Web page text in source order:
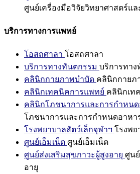
ศูนย์เครื่องมือวิจัยวิทยาศาสตร์แล
บริการทางการแพทย์
โอสถศาลา โอสถศาลา
บริการทางทันตกรรม บริการทาง
คลินิกกายภาพบำบัด คลินิกกายภ
คลินิกเทคนิคการแพทย์ คลินิกเท
คลินิกโภชนาการและการกำหนด
โภชนาการและการกำหนดอาหา
โรงพยาบาลสัตว์เล็กจุฬาฯ โรงพย
ศูนย์เอ็มเน็ต ศูนย์เอ็มเน็ต
ศูนย์ส่งเสริมสุขภาวะผู้สูงอายุ ศูน
อายุ